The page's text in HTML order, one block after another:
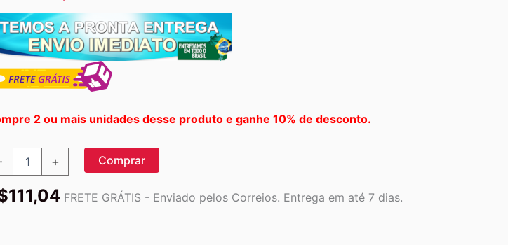
2 ou mais unidades desse produto e ganhe 10% de desconto.
+ Comprar
111,04 FRETE GRÁTIS - Enviado pelos Correios. Entrega em até 7 dias.